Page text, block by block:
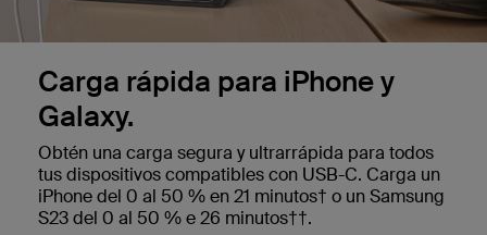
Carga rápida para iPhone y
Galaxy.
Obtén una carga segura y ultrarrápida para todos
tus dispositivos compatibles con USB-C. Carga un
iPhone del 0 al 50 % en 21 minutos† o un Samsung
S23 del 0 al 50 % e 26 minutos††.